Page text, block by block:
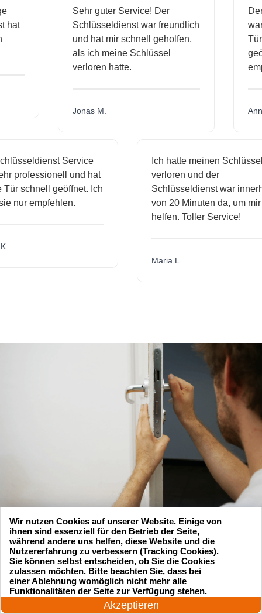
hat
Sehr guter Service! Der
Schlüsseldienst war freundlich
und hat mir schnell geholfen,
als ich meine Schlüssel
verloren hatte.
Jonas M.
Service
und hat
schnell geöffnet. Ich
empfehlen.
Ich hatte meinen Schlüssel
verloren und der
Schlüsseldienst war innerhalb
von 20 Minuten da, um mir zu
helfen. Toller Service!
Maria L.
Suchen Sie einen Schlüsseldienst
zu einem vernünftigen Preis?
24 Stunden am Tag
Akzeptieren
Wir nutzen Cookies auf unserer Website. Einige von
ihnen sind essenziell für den Betrieb der Seite,
während andere uns helfen, diese Website und die
Nutzererfahrung zu verbessern (Tracking Cookies).
Sie können selbst entscheiden, ob Sie die Cookies
zulassen möchten. Bitte beachten Sie, dass bei
einer Ablehnung womöglich nicht mehr alle
Funktionalitäten der Seite zur Verfügung stehen.